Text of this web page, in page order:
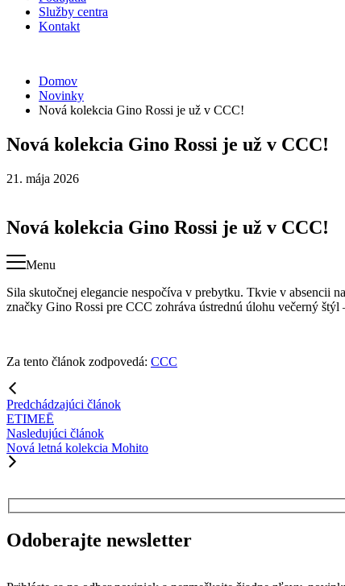
Služby centra
Kontakt
Domov
Novinky
Nová kolekcia Gino Rossi je už v CCC!
Nová kolekcia Gino Rossi je už v CCC!
21. mája 2026
Nová kolekcia Gino Rossi je už v CCC!
Menu
Sila skutočnej elegancie nespočíva v prebytku. Tkvie v absencii
značky Gino Rossi pre CCC zohráva ústrednú úlohu večerný
Za tento článok zodpovedá: CCC
Predchádzajúci článok
ETIMEĒ
Nasledujúci článok
Nová letná kolekcia Mohito
Odoberajte newsletter